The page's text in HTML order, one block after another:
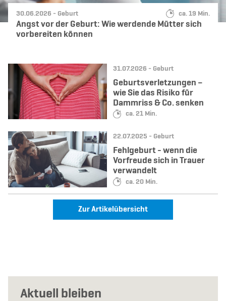
Datum:
30.06.2026 - Kategorie:
Geburt Lesedauer:
ca. 19 Min.
Angst vor der Geburt: Wie werdende Mütter sich
vorbereiten können
Datum:
31.07.2026 - Kategorie:
Geburt
Lesedauer:
ca. 21 Min.
Geburtsverletzungen –
wie Sie das Risiko für
Dammriss & Co. senken
Datum:
22.07.2025 - Kategorie:
Geburt
Lesedauer:
ca. 20 Min.
Fehlgeburt - wenn die
Vorfreude sich in Trauer
verwandelt
Zur Artikelübersicht
Aktuell bleiben